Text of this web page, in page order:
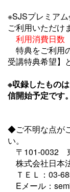
※SJSプレミア
ご利用いただけ
利用消費日数
特典をご利用
受講特典希望】
※収録したもの
信開始予定です。
◆ご不明な点が
い。
〒101-0032
株式会社日本
ＴＥＬ：03-
Eメール：